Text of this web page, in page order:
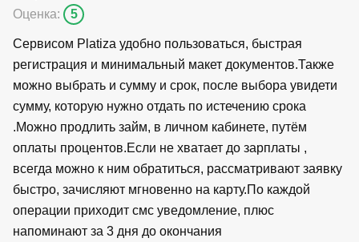
Оценка: 5
Сервисом Platiza удобно пользоваться, быстрая
регистрация и минимальный макет документов.Также
можно выбрать и сумму и срок, после выбора увидети
сумму, которую нужно отдать по истечению срока
.Можно продлить займ, в личном кабинете, путём
оплаты процентов.Если не хватает до зарплаты ,
всегда можно к ним обратиться, рассматривают заявку
быстро, зачисляют мгновенно на карту.По каждой
операции приходит смс уведомление, плюс
напоминают за 3 дня до окончания